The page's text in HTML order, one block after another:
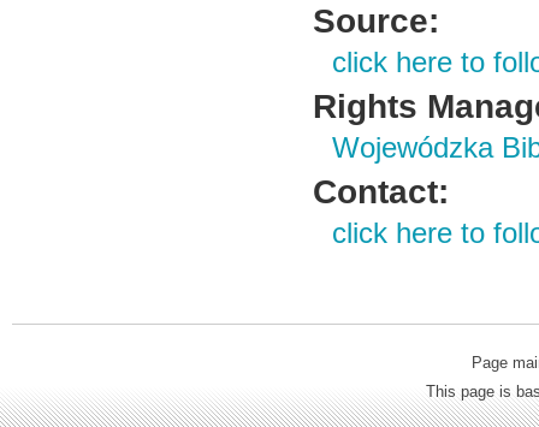
Source:
click here to
Rights
Wojewódzka
Contact:
click here to
Page
This page is